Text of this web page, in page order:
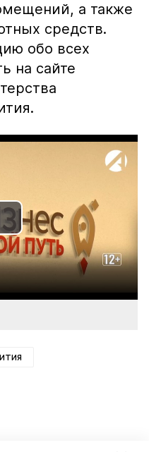
а также
средств.
обо всех
на сайте